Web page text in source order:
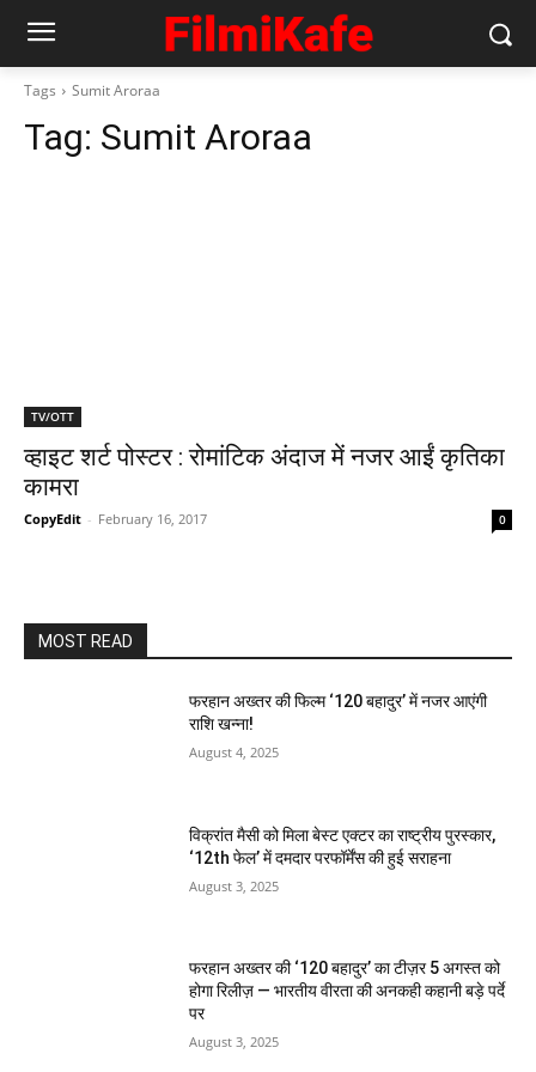
Tags Sumit Aroraa
Tag: Sumit Aroraa
TV/OTT
व्‍हाइट शर्ट पोस्‍टर : रोमांटिक अंदाज में नजर आईं कृतिका
कामरा
CopyEdit - February 16, 2017 0
MOST READ
फरहान अख्तर की फिल्म ‘120 बहादुर’ में नजर आएंगी
राशि खन्ना!
August 4, 2025
विक्रांत मैसी को मिला बेस्ट एक्टर का राष्ट्रीय पुरस्कार,
‘12th फेल’ में दमदार परफॉर्मेंस की हुई सराहना
August 3, 2025
फरहान अख्तर की ‘120 बहादुर’ का टीज़र 5 अगस्त को
होगा रिलीज़ — भारतीय वीरता की अनकही कहानी बड़े पर्दे
पर
August 3, 2025